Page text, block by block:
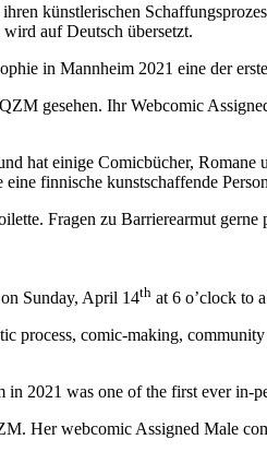
künstlerischen
auf Deutsch übersetzt.
in Mannheim 2021 eine der
gesehen. Ihr Webcomic
hat einige Comicbücher,
finnische kunstschaffende
Fragen zu Barrierearmut gerne
Sunday, April 14th at 6 o’clock to
process, comic-making,
2021 was one of the first ever in-
Her webcomic Assigned Male